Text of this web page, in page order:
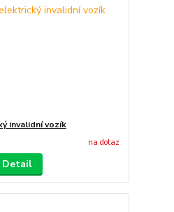
invalidní vozík
na dotaz
Detail